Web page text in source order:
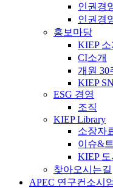
인권경
인권경
홍보마당
KIEP
CI소개
개원 30
KIEP
ESG 경영
조직
KIEP Library
소장자
이슈&
KIEP
찾아오시는길
APEC 연구컨소시